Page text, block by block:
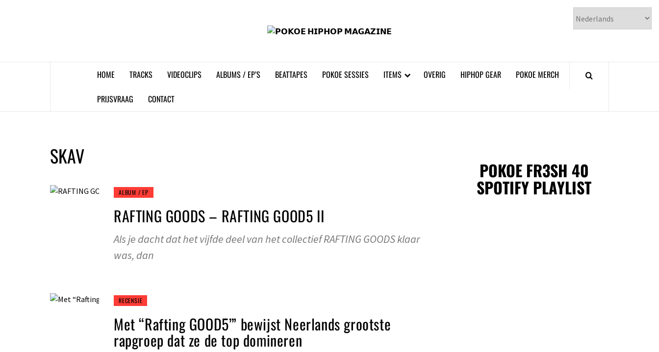
𝗣𝗢𝗞𝗢𝗘 𝗛𝗜𝗣𝗛𝗢𝗣
𝗠𝗔𝗚𝗔𝗭𝗜𝗡𝗘
HOME TRACKS VIDEOCLIPS ALBUMS / EP’S BEATTAPES POKOE SESSIES ITEMS OVERIG HIPHOP GEAR POKOE MERCH
PRIJSVRAAG CONTACT
SKAV
ALBUM / EP
RAFTING GOODS – RAFTING GOOD5 II
Als je dacht dat het vijfde deel van het collectief RAFTING GOODS klaar
was, dan
RECENSIE
Met “Rafting GOOD5’” bewijst Neerlands grootste
rapgroep dat ze de top domineren
POKOE FR3SH 40
SPOTIFY PLAYLIST